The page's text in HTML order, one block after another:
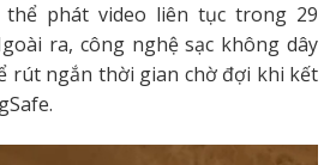
thể phát video liên tục trong 29
ra, công nghệ sạc không dây
rút ngắn thời gian chờ đợi khi kết